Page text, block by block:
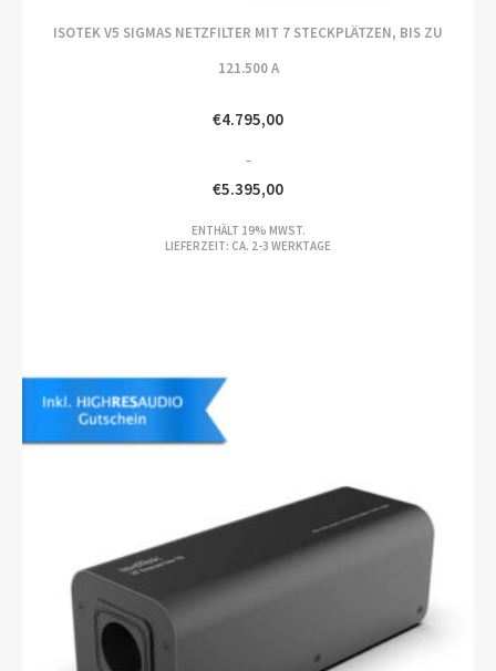
ISOTEK V5 SIGMAS NETZFILTER MIT 7 STECKPLÄTZEN, BIS ZU
121.500 A
€4.795,00
–
€5.395,00
ENTHÄLT 19% MWST.
LIEFERZEIT: CA. 2-3 WERKTAGE